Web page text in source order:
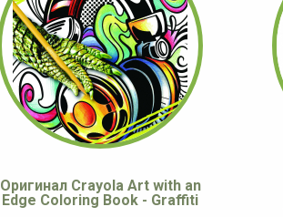
Оригинал Crayola Art with an
Edge Coloring Book - Graffiti